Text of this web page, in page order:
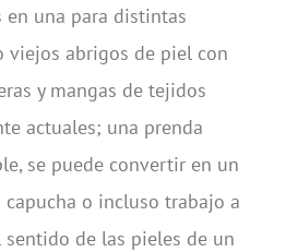
en una para distintas
viejos abrigos de piel con
y mangas de tejidos
actuales; una prenda
se puede convertir en un
o incluso trabajo a
de las pieles de un